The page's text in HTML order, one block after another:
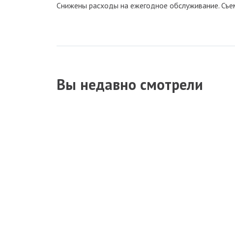
Снижены расходы на ежегодное обслуживание.
Вы недавно смотрели